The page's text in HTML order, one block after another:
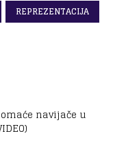
REPREZENTACIJA
navijače u